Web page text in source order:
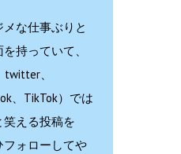
メな仕事ぶりと
持っていて、
twitter、
、TikTok）では
える投稿を
フォローしてや